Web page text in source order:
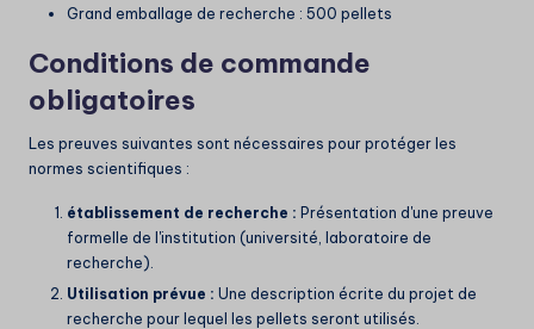
Grand emballage de recherche : 500 pellets
Conditions de commande
obligatoires
Les preuves suivantes sont nécessaires pour protéger les
normes scientifiques :
établissement de recherche : Présentation d'une preuve
formelle de l'institution (université, laboratoire de
recherche).
Utilisation prévue : Une description écrite du projet de
recherche pour lequel les pellets seront utilisés.